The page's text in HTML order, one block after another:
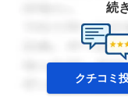
続
クチコミ